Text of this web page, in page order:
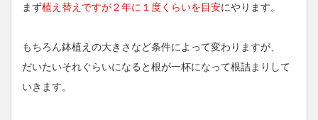
まず植え替えですが２年に１度くらいを目安にやります。
もちろん鉢植えの大きさなど条件によって変わりますが、
だいたいそれぐらいになると根が一杯になって根詰まりして
いきます。